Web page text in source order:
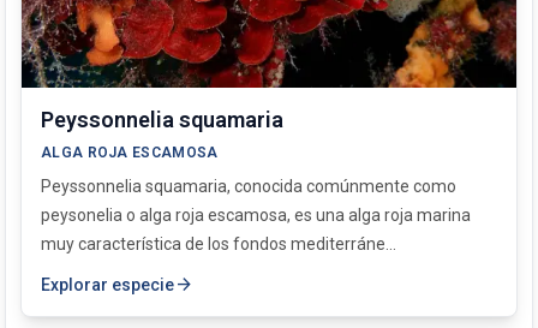
Peyssonnelia squamaria
ALGA ROJA ESCAMOSA
Peyssonnelia squamaria, conocida comúnmente como
peysonelia o alga roja escamosa, es una alga roja marina
muy característica de los fondos mediterráne...
Explorar especiearrow_forward